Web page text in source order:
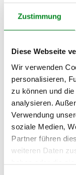
Zustimmung
Diese Webseite
Wir verwenden
personalisieren,
zu können und
analysieren.
Verwendung
soziale Medien,
Partner führen
weiteren Daten
haben oder die
Oder einfach
Person
Hersteller
Unternehmensname:
TMC Turbolader
Adresse:
Am Wasserturm 55,
info@tmc-turbo.de